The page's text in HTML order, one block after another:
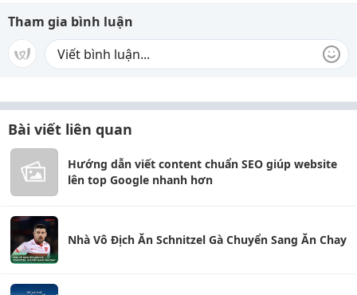
Tham gia bình luận
Bài viết liên quan
Hướng dẫn viết content chuẩn SEO giúp website
lên top Google nhanh hơn
Nhà Vô Địch Ăn Schnitzel Gà Chuyển Sang Ăn Chay